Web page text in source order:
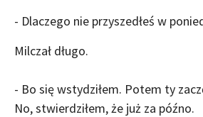
- Dlaczego nie przyszedłeś w
Milczał długo.
- Bo się wstydziłem. Potem ty
No, stwierdziłem, że już za późno.